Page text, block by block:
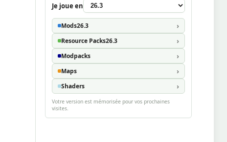
Je joue en
Mods26.3
Resource Packs26.3
Modpacks
Maps
Shaders
Votre version est mémorisée pour vos prochaines
visites.